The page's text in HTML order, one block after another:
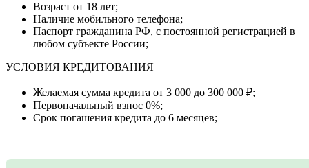
Возраст от 18 лет;
Наличие мобильного телефона;
Паспорт гражданина РФ, с постоянной регистрацией в
любом субъекте России;
УСЛОВИЯ КРЕДИТОВАНИЯ
Желаемая сумма кредита от 3 000 до 300 000 ₽;
Первоначальный взнос 0%;
Срок погашения кредита до 6 месяцев;